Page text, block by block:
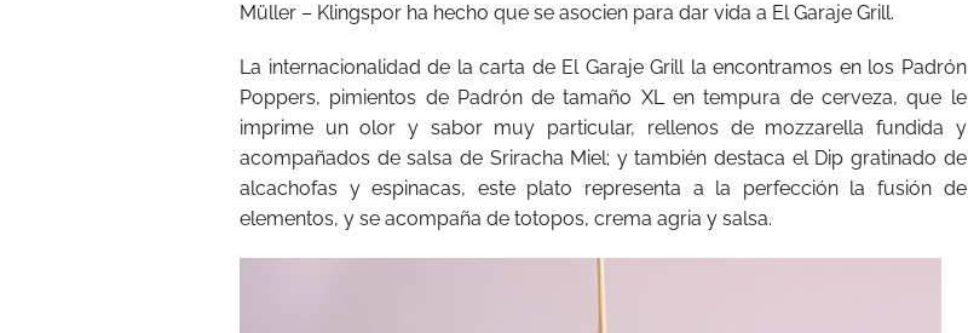
Müller – Klingspor ha hecho que se asocien para dar vida a El Garaje Grill.
La internacionalidad de la carta de El Garaje Grill la encontramos en los Padrón
Poppers, pimientos de Padrón de tamaño XL en tempura de cerveza, que le
imprime un olor y sabor muy particular, rellenos de mozzarella fundida y
acompañados de salsa de Sriracha Miel; y también destaca el Dip gratinado de
alcachofas y espinacas, este plato representa a la perfección la fusión de
elementos, y se acompaña de totopos, crema agria y salsa.